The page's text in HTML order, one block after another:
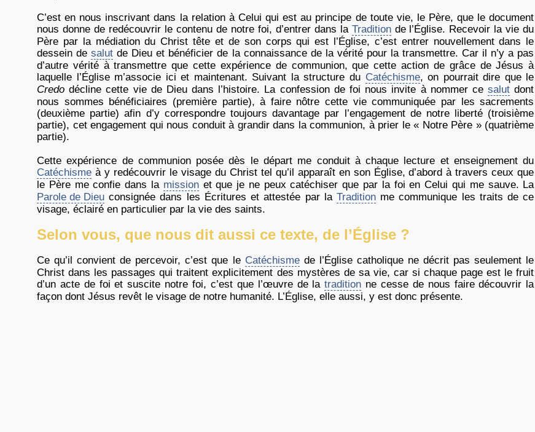
C’est en nous inscrivant dans la relation à Celui qui est au principe de toute vie, le Père, que le document
nous donne de redécouvrir le contenu de notre foi, d’entrer dans la Traditionde l’Église. Recevoir la vie du
Père par la médiation du Christ tête et de son corps qui est l’Église, c’est entrer nouvellement dans le
dessein desalut de Dieu et bénéficier de la connaissance de la vérité pour la transmettre. Car il n’y a pas
d’autre vérité à transmettre que cette expérience de communion, que cette action de grâce de Jésus à
laquelle l’Église m’associe ici et maintenant. Suivant la structure du Catéchisme, on pourrait dire que le
Credodécline cette vie de Dieu dans l’histoire. La confession de foi nous invite à nommer cesalut dont
nous sommes bénéficiaires (première partie), à faire nôtre cette vie communiquée par les sacrements
(deuxième partie) afin d’y correspondre toujours davantage par l’engagement de notre liberté (troisième
partie), cet engagement qui nous conduit à grandir dans la communion, à prier le « Notre Père » (quatrième
partie).
Cette expérience de communion posée dès le départ me conduit à chaque lecture et enseignement du
Catéchisme à y redécouvrir le visage du Christ tel qu’il apparaît en son Église, d’abord à travers ceux que
le Père me confie dans la missionet que je ne peux catéchiser que par la foi en Celui qui me sauve. La
Parole de Dieu consignée dans les Écritures et attestée par la Tradition me communique les traits de ce
visage, éclairé en particulier par la vie des saints.
Selon vous, que nous dit aussi ce texte, de l’Église ?
Ce qu’il convient de percevoir, c’est que le Catéchismede l’Église catholique ne décrit pas seulement le
Christ dans les passages qui traitent explicitement des mystères de sa vie, car si chaque page est le fruit
d’un acte de foi et suscite notre foi, c’est que l’œuvre de latradition ne cesse de nous faire découvrir la
façon dont Jésus revêt le visage de notre humanité. L’Église, elle aussi, y est donc présente.